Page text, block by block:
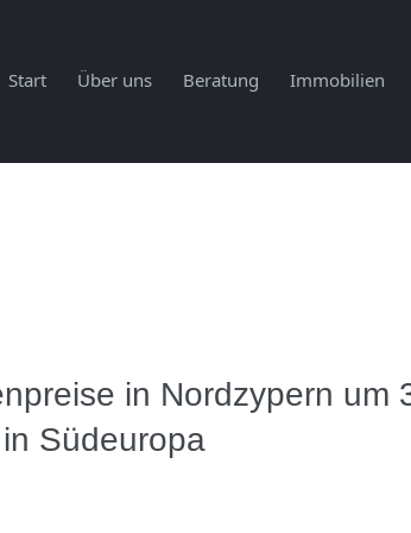
Start Über uns Beratung Immobilien
in Nordzypern um
Südeuropa